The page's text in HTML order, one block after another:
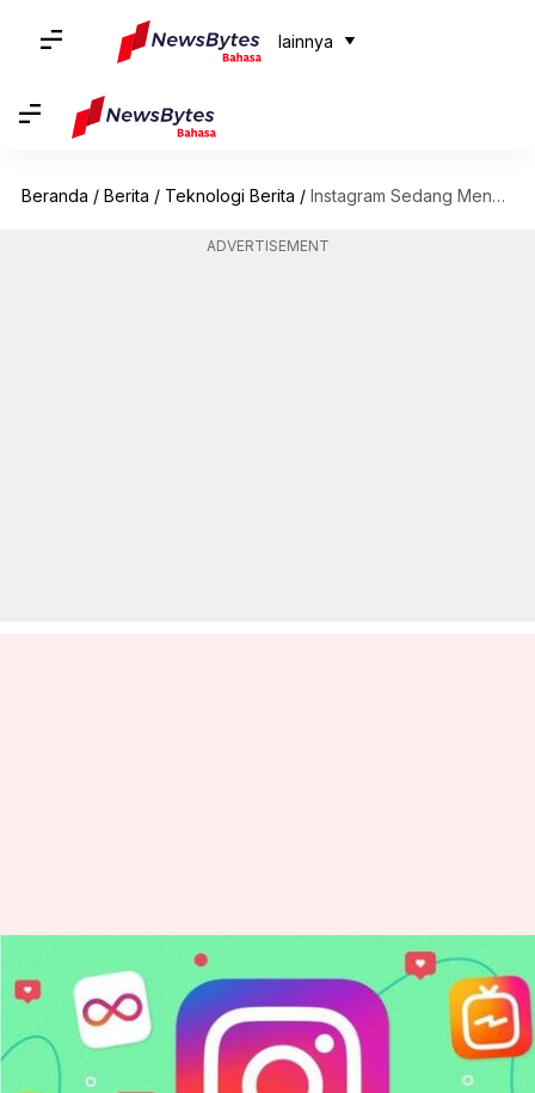
lainnya
Beranda / Berita / Teknologi Berita / Instagram Sedang Mengerjakan Fitur Baru Untuk Meningkatkan Keterlibatan Pengguna
ADVERTISEMENT
Instagram Sedang
Mengerjakan Fitur Baru Untuk
Meningkatkan Keterlibatan
Pengguna